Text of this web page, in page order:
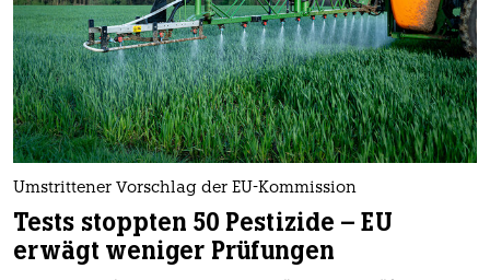
Umstrittener Vorschlag der EU-Kommission
Tests stoppten 50 Pestizide – EU
erwägt weniger Prüfungen